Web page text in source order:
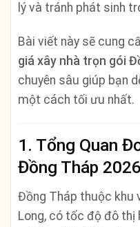
lý và tránh phát sinh
Bài viết này sẽ cung
giá xây nhà trọn gói
chuyên sâu giúp bạn
một cách tối ưu nhất.
1. Tổng Quan
Đồng Tháp 2026
Đồng Tháp thuộc khu
Long, có tốc độ đô thị